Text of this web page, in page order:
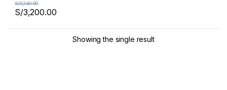
S/3,200.00
S/3,240.00
Showing the single result